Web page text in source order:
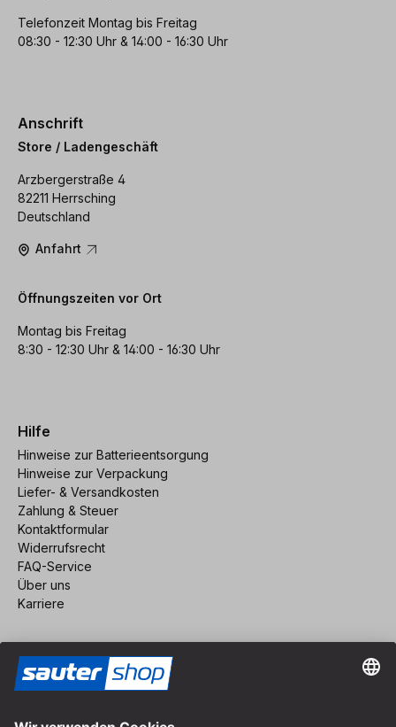
Telefonzeit Montag bis Freitag
08:30 - 12:30 Uhr & 14:00 - 16:30 Uhr
Anschrift
Store / Ladengeschäft
Arzbergerstraße 4
82211 Herrsching
Deutschland
Anfahrt
Öffnungszeiten vor Ort
Montag bis Freitag
8:30 - 12:30 Uhr & 14:00 - 16:30 Uhr
Hilfe
Hinweise zur Batterieentsorgung
Hinweise zur Verpackung
Liefer- & Versandkosten
Zahlung & Steuer
Kontaktformular
Widerrufsrecht
FAQ-Service
Über uns
Karriere